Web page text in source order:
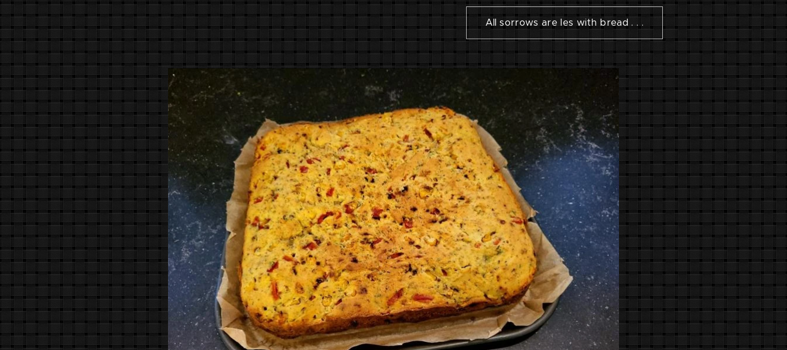
All sorrows are les with bread . . .